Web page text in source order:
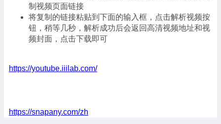
制视频页面链接
将复制的链接粘贴到下面的输入框，点击解析视频按
钮，稍等几秒，解析成功后会返回高清视频地址和视
频封面，点击下载即可
https://youtube.iiilab.com/
https://snapany.com/zh